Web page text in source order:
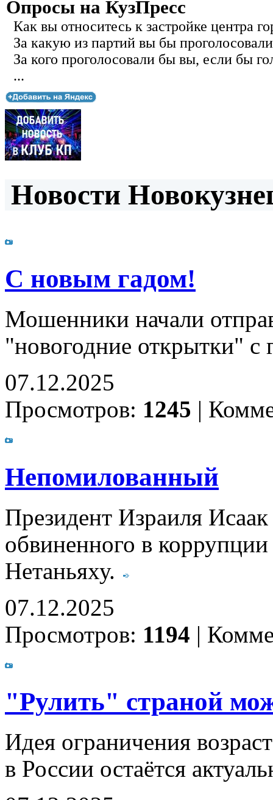
Опросы на КузПресс
Как вы относитесь к застройке центра
За какую из партий вы бы
За кого проголосовали бы вы, если бы
...
Новости
С новым гадом!
Мошенники начали
"новогодние открытки" с
07.12.2025
Просмотров: 1245 |
Непомилованный
Президент Израиля
обвиненного в
Нетаньяху.
07.12.2025
Просмотров: 1194 |
"Рулить" страной
Идея ограничения
в России остаётся